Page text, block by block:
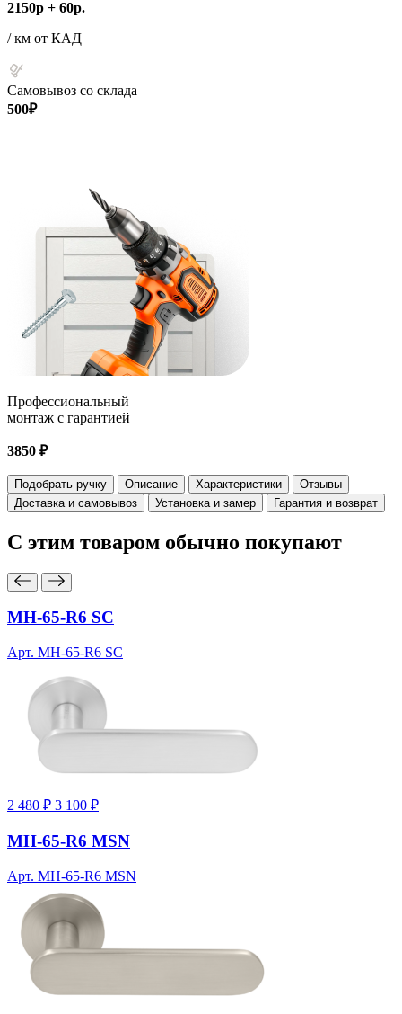
2150р + 60р.
/ км от КАД
Самовывоз со склада
500₽
Профессиональный
монтаж с гарантией
3850 ₽
Подобрать ручку Описание Характеристики
Отзывы
Доставка и самовывоз
Установка и замер Гарантия и возврат
С этим товаром обычно покупают
MH-65-R6 SC
Арт. MH-65-R6 SC
2 480 ₽ 3 100 ₽
MH-65-R6 MSN
Арт. MH-65-R6 MSN